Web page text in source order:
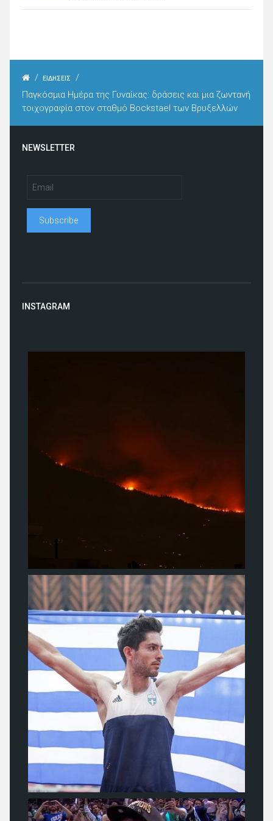
/ ΕΙΔΗΣΕΙΣ
/
Παγκόσμια Ημέρα της Γυναίκας: δράσεις και μια ζωντανή
τοιχογραφία στον σταθμό Bockstael των Βρυξελλών
NEWSLETTER
INSTAGRAM